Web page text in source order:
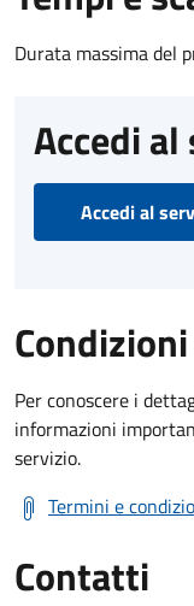
Durata massima del
Accedi
Accedi al
Per conoscere i
informazioni
servizio.
Termini e
Contatti